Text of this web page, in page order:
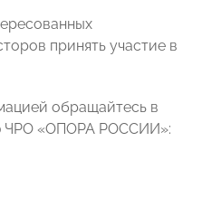
принять участие в
обращайтесь в
ЧРО «ОПОРА РОССИИ»: